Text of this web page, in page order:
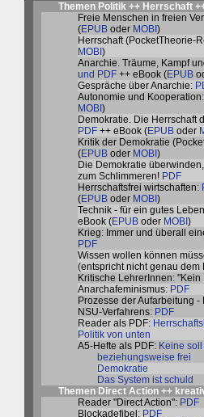
Themen Politik ++ Herrschaft
Freie Menschen in freien
(EPUB oder MOBI )
Herrschaft (PocketTheorie-
MOBI )
Anarchie. Träume, Kampf
und PDF ++ eBook (EPUB
Gespräche über Anarchie:
Autonomie und Kooperation:
MOBI )
Demokratie. Die Herrschaft
PDF ++ eBook (EPUB oder
Kritik der Demokratie
(EPUB oder MOBI )
Die Demokratie
zum Schlimmeren! PDF
Herrschaftsfrei wirtschaften:
(EPUB oder MOBI )
Technik - für ein gutes
eBook (EPUB oder MOBI )
Krieg: Immer und überall
PDF
Wissen wollen können
(entspricht nicht genau dem
Kritische LehrerInnen:
Anarchafeminismus: PDF
Prozesse der Aufarbeitung
NSU-Verfahrens: PDF
Reader als PDF:
Politik von unten
A5-Hefte als PDF: Keine
beziehungsweise frei
Demokratie
Das System ist schuld
Themen Direct Action ++
Reader "Direct Action": PDF
Blockadefibel: PDF